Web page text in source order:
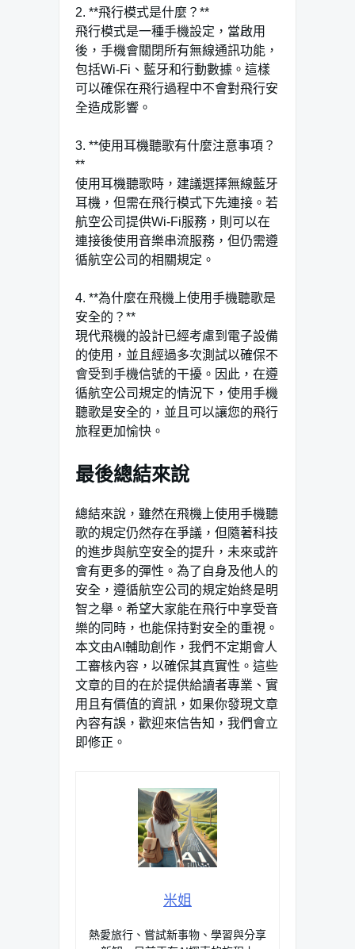
2. **飛行模式是什麼？**
飛行模式是一種手機設定，當啟用
後，手機會關閉所有無線通訊功能，
包括Wi-Fi、藍牙和行動數據。這樣
可以確保在飛行過程中不會對飛行安
全造成影響。
3. **使用耳機聽歌有什麼注意事項？
**
使用耳機聽歌時，建議選擇無線藍牙
耳機，但需在飛行模式下先連接。若
航空公司提供Wi-Fi服務，則可以在
連接後使用音樂串流服務，但仍需遵
循航空公司的相關規定。
4. **為什麼在飛機上使用手機聽歌是
安全的？**
現代飛機的設計已經考慮到電子設備
的使用，並且經過多次測試以確保不
會受到手機信號的干擾。因此，在遵
循航空公司規定的情況下，使用手機
聽歌是安全的，並且可以讓您的飛行
旅程更加愉快。
最後總結來說
總結來說，雖然在飛機上使用手機聽
歌的規定仍然存在爭議，但隨著科技
的進步與航空安全的提升，未來或許
會有更多的彈性。為了自身及他人的
安全，遵循航空公司的規定始終是明
智之舉。希望大家能在飛行中享受音
樂的同時，也能保持對安全的重視。
本文由AI輔助創作，我們不定期會人
工審核內容，以確保其真實性。這些
文章的目的在於提供給讀者專業、實
用且有價值的資訊，如果你發現文章
內容有誤，歡迎來信告知，我們會立
即修正。
米姐
熱愛旅行、嘗試新事物、學習與分享